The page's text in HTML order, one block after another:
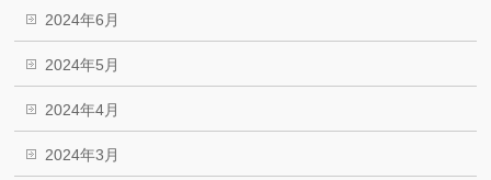
2024年6月
2024年5月
2024年4月
2024年3月